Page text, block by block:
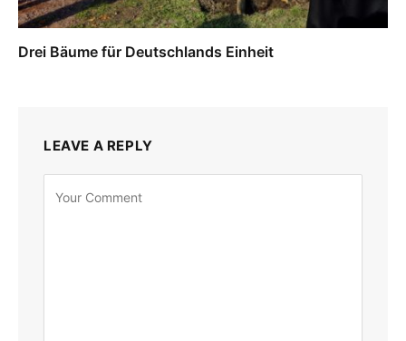
Drei Bäume für Deutschlands Einheit
LEAVE A REPLY